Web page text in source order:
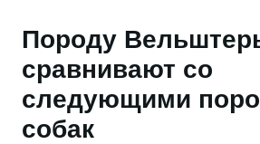
Породу
сравнивают со
следующими
собак